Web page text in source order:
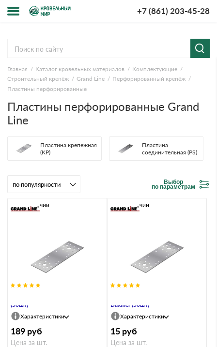
+7 (861) 203-45-28
компании
и оплата
Главная Каталог кровельных материалов
Комплектующие
Строительный крепёж
Grand Line
Перфорированный крепёж
Пластины перфорированные
Пластины перфорированные Grand
Line
Пластина крепежная
(KP)
Пластина
соединительная (PS)
Выбор
по параметрам
(50шт)
В наличии
Характеристики
189 руб
Цена за шт.
Daxmer (50шт)
В наличии
Характеристики
15 руб
Цена за шт.